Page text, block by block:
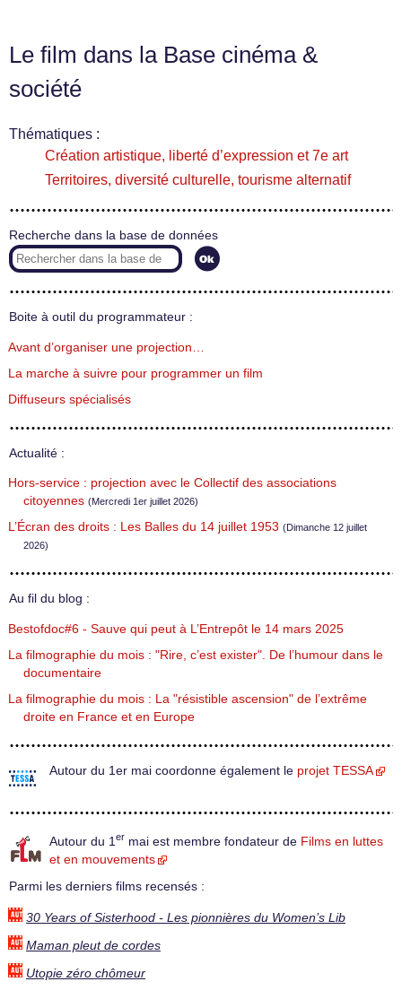
Le film dans la Base cinéma &
société
Thématiques :
Création artistique, liberté d’expression et 7e art
Territoires, diversité culturelle, tourisme alternatif
Recherche dans la base de données
Boite à outil du programmateur :
Avant d’organiser une projection…
La marche à suivre pour programmer un film
Diffuseurs spécialisés
Actualité :
Hors-service : projection avec le Collectif des associations
citoyennes (Mercredi 1er juillet 2026)
L’Écran des droits : Les Balles du 14 juillet 1953 (Dimanche 12 juillet
2026)
Au fil du blog :
Bestofdoc#6 - Sauve qui peut à L’Entrepôt le 14 mars 2025
La filmographie du mois : "Rire, c’est exister". De l’humour dans le
documentaire
La filmographie du mois : La "résistible ascension" de l’extrême
droite en France et en Europe
Autour du 1er mai coordonne également le projet TESSA
Autour du 1 er mai est membre fondateur de Films en luttes
et en mouvements
Parmi les derniers films recensés :
30 Years of Sisterhood - Les pionnières du Women’s Lib
Maman pleut de cordes
Utopie zéro chômeur